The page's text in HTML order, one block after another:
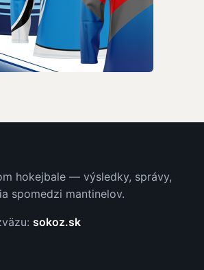
hokejbale — výsledky, správy,
spomedzi mantinelov.
sokoz.sk